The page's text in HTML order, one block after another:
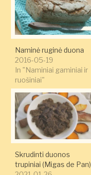
Naminė ruginė duona
2016-05-19
In "Naminiai gaminiai ir
ruošiniai"
Skrudinti duonos
trupiniai (Migas de Pan)